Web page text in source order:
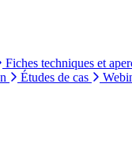
Fiches techniques et
Études de cas